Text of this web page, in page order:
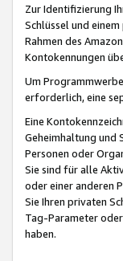
Zur Identifizierung
Schlüssel und
Rahmen des
Kontokennungen
Um
erforderlich, eine
Eine
Geheimhaltung und
Personen oder
Sie sind für alle
oder einer anderen
Sie Ihren privaten
Tag-Parameter
haben.